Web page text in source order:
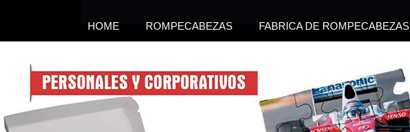
HOME ROMPECABEZAS FABRICA DE ROMPECABEZAS